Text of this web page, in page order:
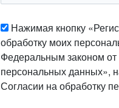
Нажимая кнопку
обработку моих
Федеральным законом
персональных данных»,
Согласии на обработку